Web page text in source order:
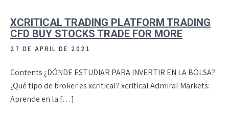
XCRITICAL TRADING PLATFORM TRADING
CFD BUY STOCKS TRADE FOR MORE
27 DE APRIL DE 2021
Contents ¿DÓNDE ESTUDIAR PARA INVERTIR EN LA BOLSA?
¿Qué tipo de broker es xcritical? xcritical Admiral Markets:
Aprende en la […]